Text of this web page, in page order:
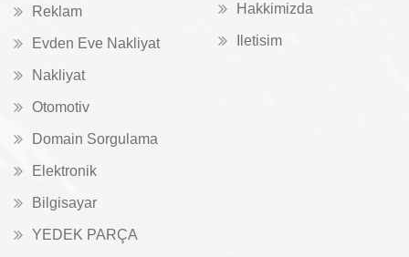
Reklam
Evden Eve Nakliyat
Nakliyat
Otomotiv
Domain Sorgulama
Elektronik
Bilgisayar
YEDEK PARÇA
Hakkimizda
Iletisim